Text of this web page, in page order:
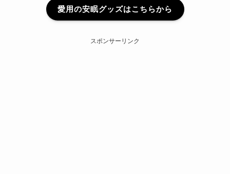
愛用の安眠グッズはこちらから
スポンサーリンク